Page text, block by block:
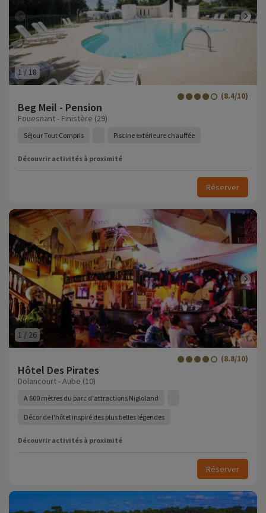
1 /18
Beg Meil - Pension
(8.4/10)
Fouesnant - Finistère (29)
Séjour Tout Compris Piscine extérieure chauffée
Découvrir activités à proximité
Réserver
1 / 26
Hôtel Des Pirates
(8.8/10)
Dolancourt - Aube (10)
A 600 mètres du parc d'attractions Nigloland
Décor de l'hôtel inspiré des plus belles légendes
Découvrir activités à proximité
Réserver